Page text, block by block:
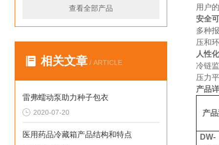
查看全部产品
相关文章 / ARTICLE
雷弗蠕动泵助力种子包衣
2020-07-20
医用药品冷藏箱产品结构和特点
用户
安全
多种
压和
人性
冷链
压力
产品
产品
DW-